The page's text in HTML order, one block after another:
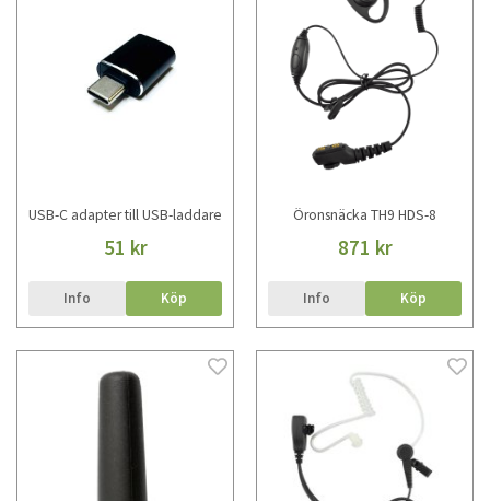
USB-C adapter till USB-laddare
51 kr
Info Köp
Öronsnäcka TH9 HDS-8
871 kr
Info Köp